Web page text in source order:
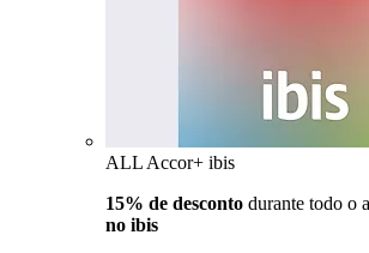
ALL Accor+ ibis
15% de desconto durante todo o
no ibis